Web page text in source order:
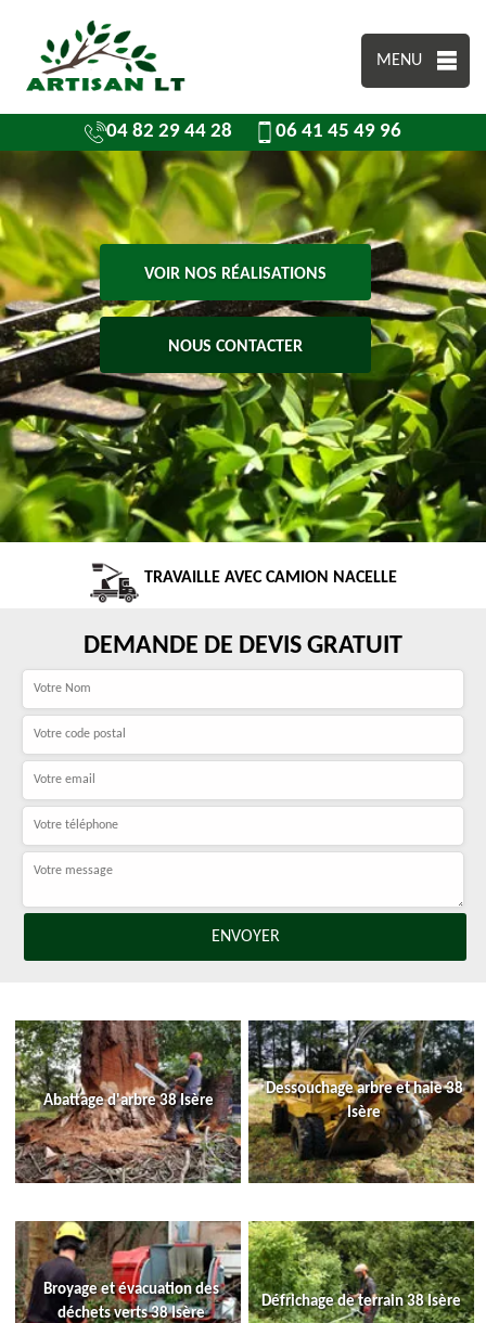
MENU
04 82 29 44 28 06 41 45 49 96
VOIR NOS RÉALISATIONS
NOUS CONTACTER
TRAVAILLE AVEC CAMION NACELLE
DEMANDE DE DEVIS GRATUIT
Abattage d'arbre 38 Isère
Dessouchage arbre et haie 38
Isère
Broyage et évacuation des
déchets verts 38 Isère
Défrichage de terrain 38 Isère